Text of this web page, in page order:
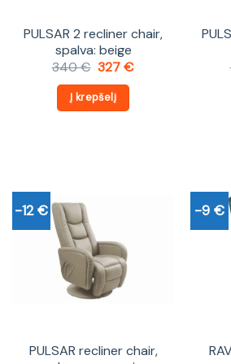
PULSAR 2 recliner chair,
spalva: beige
340€ Original
was:
340 €.
327€Current
Į krepšelį
-12 €
PULSAR recliner chair,
-9 €